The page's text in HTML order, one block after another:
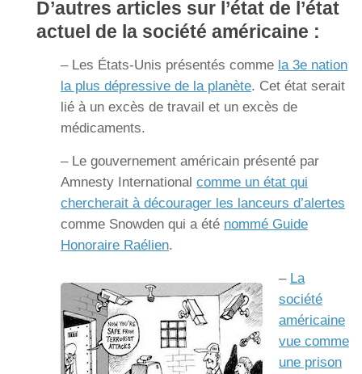
D’autres articles sur l’état de l’état
actuel de la société américaine :
– Les États-Unis présentés comme la 3e nation
la plus dépressive de la planète. Cet état serait
lié à un excès de travail et un excès de
médicaments.
– Le gouvernement américain présenté par
Amnesty International comme un état qui
chercherait à décourager les lanceurs d’alertes
comme Snowden qui a été nommé Guide
Honoraire Raélien.
– La
société
américaine
vue comme
une prison